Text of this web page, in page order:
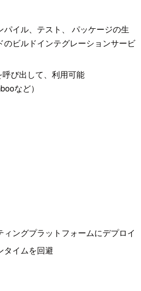
パイル、テスト、 パッケージの生
のビルドインテグレーションサービ
び出して、利用可能
など）
ングプラットフォームにデプロイ
タイムを回避